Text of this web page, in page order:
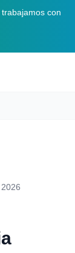
con